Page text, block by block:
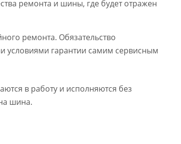
ремонта и шины, где будет отражен
ремонта. Обязательство
условиями гарантии самим сервисным
в работу и исполняются без
шина.